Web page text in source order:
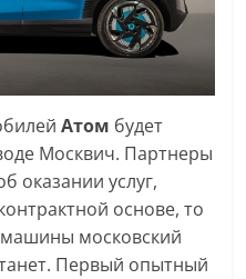
Атом будет
Москвич. Партнеры
оказании услуг,
основе, то
машины московский
Первый опытный